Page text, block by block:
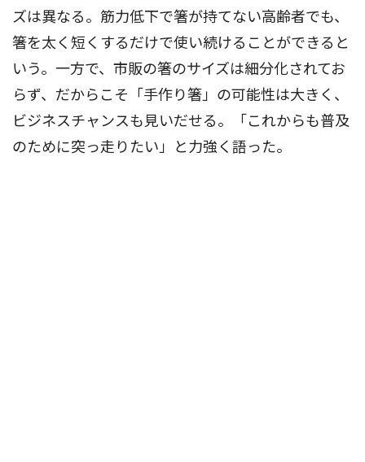
ズは異なる。筋力低下で箸が持てない高齢者でも、
箸を太く短くするだけで使い続けることができると
いう。一方で、市販の箸のサイズは細分化されてお
らず、だからこそ「手作り箸」の可能性は大きく、
ビジネスチャンスも見いだせる。「これからも普及
のために突っ走りたい」と力強く語った。